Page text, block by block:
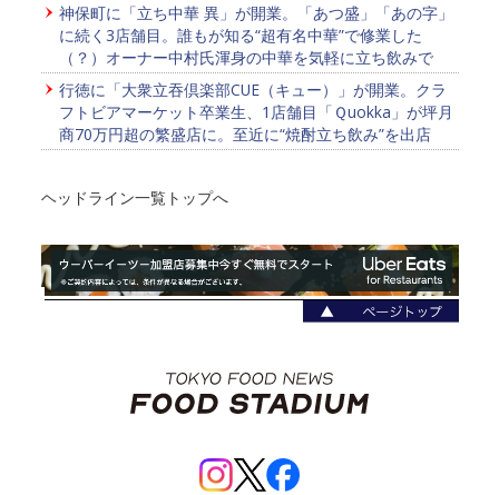
神保町に「立ち中華 異」が開業。「あつ盛」「あの字」
に続く3店舗目。誰もが知る“超有名中華”で修業した
（？）オーナー中村氏渾身の中華を気軽に立ち飲みで
行徳に「大衆立吞倶楽部CUE（キュー）」が開業。クラ
フトビアマーケット卒業生、1店舗目「Ｑuokka」が坪月
商70万円超の繁盛店に。至近に“焼酎立ち飲み”を出店
ヘッドライン一覧トップへ